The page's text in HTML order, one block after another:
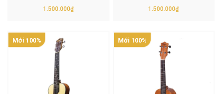
1.500.000₫ 1.500.000₫
Mới 100% Mới 100%